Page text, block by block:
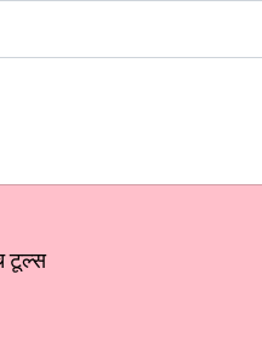
टूल्स